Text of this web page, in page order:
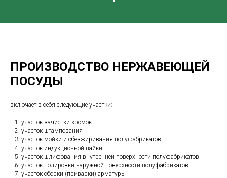
ПРОИЗВОДСТВО НЕРЖАВЕЮЩЕЙ
ПОСУДЫ
включает в себя следующие участки:
участок зачистки кромок
участок штампования
участок мойки и обезжиривания полуфабрикатов
участок индукционной пайки
участок шлифования внутренней поверхности полуфабрикатов
участок полировки наружной поверхности полуфабрикатов
участок сборки (приварки) арматуры